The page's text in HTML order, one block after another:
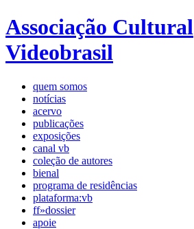
Associação Cultural
Videobrasil
quem somos
notícias
acervo
publicações
exposições
canal vb
coleção de autores
bienal
programa de residências
plataforma:vb
ff»dossier
apoie